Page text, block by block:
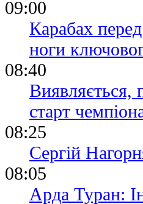
09:00
Карабах
ноги
08:40
Виявляється,
старт
08:25
Сергій
08:05
Арда Туран: